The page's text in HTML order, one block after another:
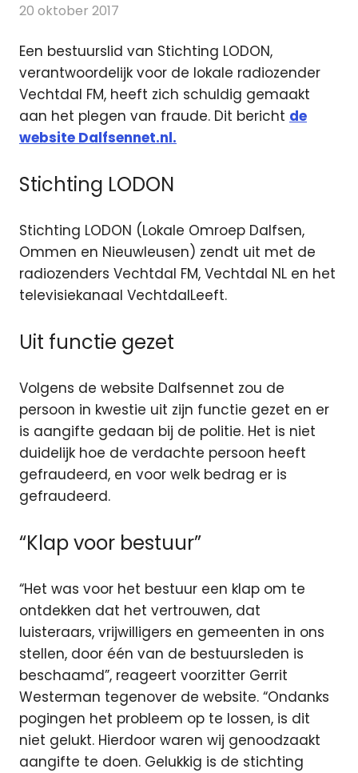
20 oktober 2017
Een bestuurslid van Stichting LODON,
verantwoordelijk voor de lokale radiozender
Vechtdal FM, heeft zich schuldig gemaakt
aan het plegen van fraude. Dit bericht de
website Dalfsennet.nl.
Stichting LODON
Stichting LODON (Lokale Omroep Dalfsen,
Ommen en Nieuwleusen) zendt uit met de
radiozenders Vechtdal FM, Vechtdal NL en het
televisiekanaal VechtdalLeeft.
Uit functie gezet
Volgens de website Dalfsennet zou de
persoon in kwestie uit zijn functie gezet en er
is aangifte gedaan bij de politie. Het is niet
duidelijk hoe de verdachte persoon heeft
gefraudeerd, en voor welk bedrag er is
gefraudeerd.
“Klap voor bestuur”
“Het was voor het bestuur een klap om te
ontdekken dat het vertrouwen, dat
luisteraars, vrijwilligers en gemeenten in ons
stellen, door één van de bestuursleden is
beschaamd”, reageert voorzitter Gerrit
Westerman tegenover de website. “Ondanks
pogingen het probleem op te lossen, is dit
niet gelukt. Hierdoor waren wij genoodzaakt
aangifte te doen. Gelukkig is de stichting